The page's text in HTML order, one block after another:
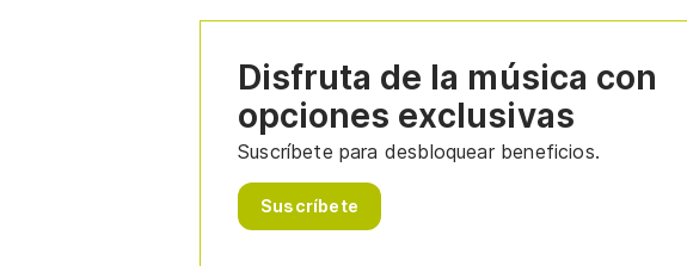
Disfruta de la música con
opciones exclusivas
Suscríbete para desbloquear beneficios.
Suscríbete